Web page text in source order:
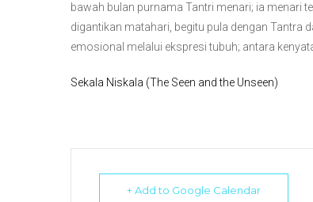
bawah bulan purnama Tantri menari; ia menari
digantikan matahari, begitu pula dengan Tantra
emosional melalui ekspresi tubuh; antara
Sekala Niskala (The Seen and the Unseen)
+ Add to Google Calendar